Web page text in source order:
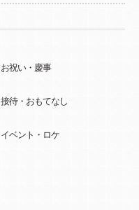
お祝い・慶事
接待・おもてなし
イベント・ロケ